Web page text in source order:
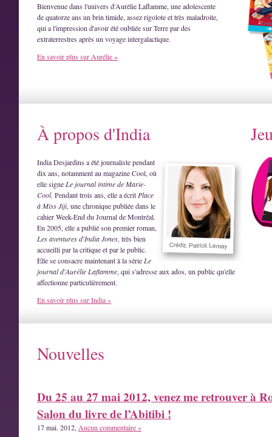
Bienvenue dans l'univers d'Aurélie Laflamme, une adolescente
de quatorze ans un brin timide, assez rigolote et très maladroite,
qui a l'impression d'avoir été oubliée sur Terre par des
extraterrestres après un voyage intergalactique.
En savoir plus sur Aurélie »
À propos d'India
India Desjardins a été journaliste pendant
dix ans, notamment au magazine Cool, où
elle signe Le journal intime de Marie-
Cool. Pendant trois ans, elle a écrit Place
à Miss Jiji, une chronique publiée dans le
cahier Week-End du Journal de Montréal.
En 2005, elle a publié son premier roman,
Les aventures d'India Jones, très bien
accueilli par la critique et par le public.
Elle se consacre maintenant à la série Le
journal d'Aurélie Laflamme, qui s'adresse aux ados, un public qu'elle
affectionne particulièrement.
En savoir plus sur India »
Nouvelles
Du 25 au 27 mai 2012, venez me retrouver à
Salon du livre de l’Abitibi !
17 mai. 2012, Aucun commentaire »